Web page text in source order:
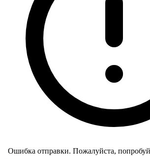
Ошибка отправки. Пожалуйста,